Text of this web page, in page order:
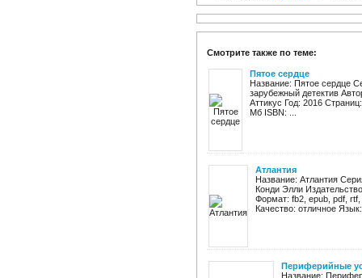
Смотрите также по теме:
Пятое сердце
Название: Пятое сердце
зарубежный детектив
Аттикус Год: 2016
Мб ISBN: ...
Атлантия
Название: Атлантия
Конди Элли
Формат: fb2, epub, pdf,
Качество: отличное
Периферийные
Название: